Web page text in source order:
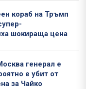
кораб на Тръмп
шокираща цена
генерал е
е убит от
за Чайко